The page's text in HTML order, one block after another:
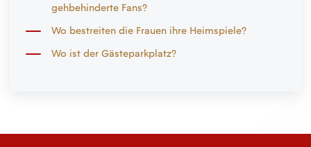
gehbehinderte Fans?
Wo bestreiten die Frauen ihre Heimspiele?
Wo ist der Gästeparkplatz?